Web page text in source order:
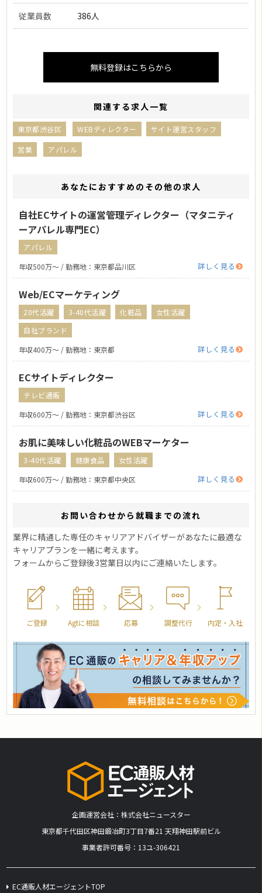
従業員数 386人
無料登録はこちらから
関連する求人一覧
東京都渋谷区 WEBディレクター サイト運営スタッフ
営業 アパレル
あなたにおすすめのその他の求人
自社ECサイトの運営管理ディレクター（マタニティ
ーアパレル専門EC）
アパレル
年収500万〜 / 勤務地：東京都品川区
詳しく見る
Web/ECマーケティング
20代活躍 3-40代活躍 化粧品
女性活躍
自社ブランド
年収400万〜 / 勤務地：東京都
詳しく見る
ECサイトディレクター
テレビ通販
年収600万〜 / 勤務地：東京都渋谷区
詳しく見る
お肌に美味しい化粧品のWEBマーケター
3-40代活躍 健康食品
女性活躍
年収600万〜 / 勤務地：東京都中央区
詳しく見る
お問い合わせから就職までの流れ
業界に精通した専任のキャリアアドバイザーがあなたに最適な
キャリアプランを一緒に考えます。
フォームからご登録後3営業日以内にご連絡いたします。
ご登録 Agtに相談 応募 調整代行 内定・入社
企画運営会社：株式会社ニュースター
​東京都千代田区神田鍛冶町3丁目7番21 天翔神田駅前ビル
事業者許可番号：13ユ-306421
EC通販人材エージェントTOP